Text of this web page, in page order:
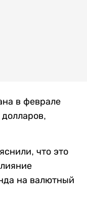
в феврале
что это
на валютный